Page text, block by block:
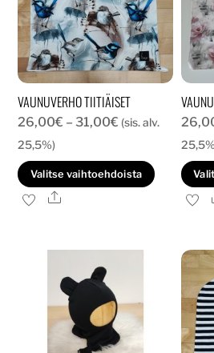
VAUNUVERHO TIITIÄISET
26,00€ – 31,00€ Hintaluokka:
-
31,00€
(sis. alv.
25,5%)
Valitse vaihtoehdoista
Tällä
tehdä
valinnat
tuotteen
Ale